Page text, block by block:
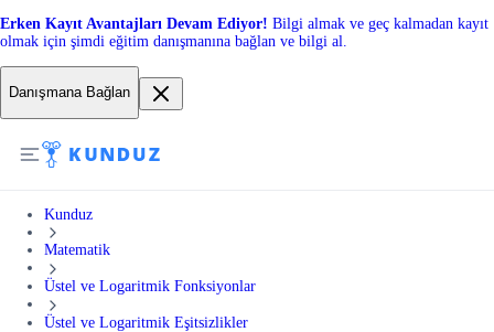
Erken Kayıt Avantajları Devam Ediyor! Bilgi almak ve geç kalmadan kayıt
olmak için şimdi eğitim danışmanına bağlan ve bilgi al.
Danışmana Bağlan
Kunduz
Matematik
Üstel ve Logaritmik Fonksiyonlar
Üstel ve Logaritmik Eşitsizlikler